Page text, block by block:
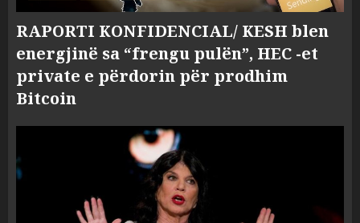
RAPORTI KONFIDENCIAL/ KESH blen
energjinë sa “frengu pulën”, HEC -et
private e përdorin për prodhim
Bitcoin